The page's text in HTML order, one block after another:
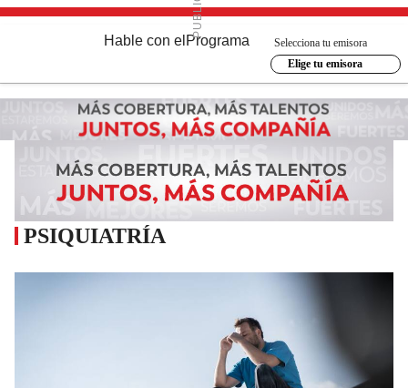
Hable con el Programa
Selecciona tu emisora
Elige tu emisora
PSIQUIATRÍA